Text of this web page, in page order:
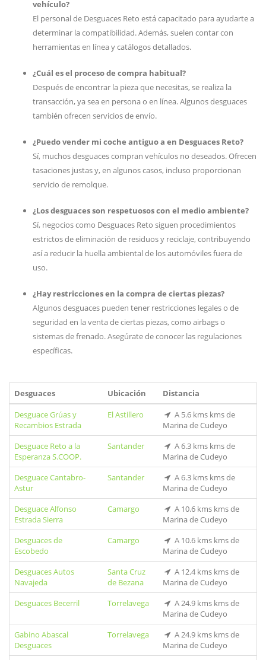
vehículo?
El personal de Desguaces Reto está capacitado para ayudarte a
determinar la compatibilidad. Además, suelen contar con
herramientas en línea y catálogos detallados.
¿Cuál es el proceso de compra habitual?
Después de encontrar la pieza que necesitas, se realiza la
transacción, ya sea en persona o en línea. Algunos desguaces
también ofrecen servicios de envío.
¿Puedo vender mi coche antiguo a en Desguaces Reto?
Sí, muchos desguaces compran vehículos no deseados. Ofrecen
tasaciones justas y, en algunos casos, incluso proporcionan
servicio de remolque.
¿Los desguaces son respetuosos con el medio ambiente?
Sí, negocios como Desguaces Reto siguen procedimientos
estrictos de eliminación de residuos y reciclaje, contribuyendo
así a reducir la huella ambiental de los automóviles fuera de
uso.
¿Hay restricciones en la compra de ciertas piezas?
Algunos desguaces pueden tener restricciones legales o de
seguridad en la venta de ciertas piezas, como airbags o
sistemas de frenado. Asegúrate de conocer las regulaciones
específicas.
Desguaces Ubicación
Distancia
Desguace Grúas y
Recambios Estrada
El Astillero
A 5.6 kms kms de
Marina de Cudeyo
Desguace Reto a la
Esperanza S.COOP.
Santander
A 6.3 kms kms de
Marina de Cudeyo
Desguace Cantabro-
Astur
Santander
A 6.3 kms kms de
Marina de Cudeyo
Desguace Alfonso
Estrada Sierra
Camargo
A 10.6 kms kms de
Marina de Cudeyo
Desguaces de
Escobedo
Camargo
A 10.6 kms kms de
Marina de Cudeyo
Desguaces Autos
Navajeda
Santa Cruz
de Bezana
A 12.4 kms kms de
Marina de Cudeyo
Desguaces Becerril
Torrelavega
A 24.9 kms kms de
Marina de Cudeyo
Gabino Abascal
Desguaces
Torrelavega
A 24.9 kms kms de
Marina de Cudeyo